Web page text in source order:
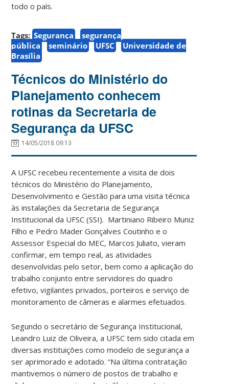
todo o país.
Tags: Segurança
segurança
pública
seminário UFSC
Universidade de
Brasília
Técnicos do Ministério do
Planejamento conhecem
rotinas da Secretaria de
Segurança da UFSC
14/05/2018 09:13
A UFSC recebeu recentemente a visita de dois
técnicos do Ministério do Planejamento,
Desenvolvimento e Gestão para uma visita técnica
às instalações da Secretaria de Segurança
Institucional da UFSC (SSI). Martiniano Ribeiro Muniz
Filho e Pedro Mader Gonçalves Coutinho e o
Assessor Especial do MEC, Marcos Juliato, vieram
confirmar, em tempo real, as atividades
desenvolvidas pelo setor, bem como a aplicação do
trabalho conjunto entre servidores do quadro
efetivo, vigilantes privados, porteiros e serviço de
monitoramento de câmeras e alarmes efetuados.
Segundo o secretário de Segurança Institucional,
Leandro Luiz de Oliveira, a UFSC tem sido citada em
diversas instituições como modelo de segurança a
ser aprimorado e adotado. “Na última contratação
mantivemos o número de postos de trabalho e